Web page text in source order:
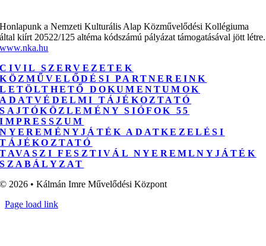
Honlapunk a Nemzeti Kulturális Alap Közművelődési Kollégiuma
által kiírt 20522/125 altéma kódszámú pályázat támogatásával jött létre.
www.nka.hu
CIVIL SZERVEZETEK
KÖZMŰVELŐDÉSI PARTNEREINK
LETÖLTHETŐ DOKUMENTUMOK
ADATVÉDELMI TÁJÉKOZTATÓ
SAJTÓKÖZLEMÉNY SIÓFOK 55
IMPRESSZUM
NYEREMÉNYJÁTÉK ADATKEZELÉSI
TÁJÉKOZTATÓ
TAVASZI FESZTIVÁL NYEREMLNYJÁTÉK
SZABÁLYZAT
© 2026 • Kálmán Imre Művelődési Központ
Page load link